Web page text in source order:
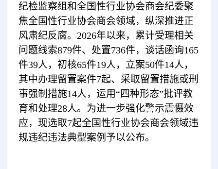
纪检监察组和全国性行业协会商会纪委聚
焦全国性行业协会商会领域，纵深推进正
风肃纪反腐。2026年以来，累计受理相关
问题线索879件、处置736件，谈话函询165
件39人，初核65件19人，立案50件14人，
其中办理留置案件7起、采取留置措施或刑
事强制措施14人，运用“四种形态”批评教
育和处理28人。为进一步强化警示震慑效
应，现选取7起全国性行业协会商会领域违
规违纪违法典型案例予以公布。